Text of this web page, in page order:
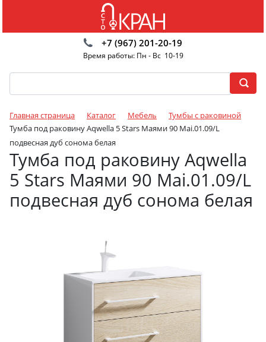
+7 (967) 201-20-19
Время работы: Пн - Вс 10-19
Главная страница Каталог Мебель
Тумбы с раковиной
Тумба под раковину Aqwella 5 Stars Маями 90 Mai.01.09/L
подвесная дуб сонома белая
Тумба под раковину Aqwella
5 Stars Маями 90 Mai.01.09/L
подвесная дуб сонома белая